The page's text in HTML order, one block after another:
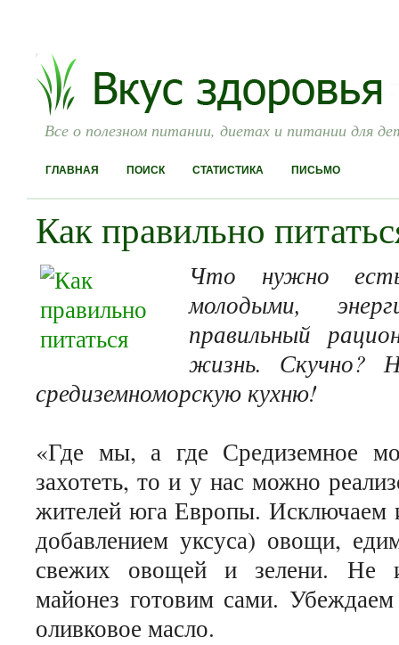
Все о полезном питании, диетах и питании для
ГЛАВНАЯ ПОИСК СТАТИСТИКА ПИСЬМО
Как правильно
Что нужно
молодыми,
правильный
жизнь. Скучно?
средиземноморскую кухню!
«Где мы, а где Средиземное
захотеть, то и у нас можно
жителей юга Европы. Исключаем
добавлением уксуса) овощи,
свежих овощей и зелени. Не
майонез готовим сами.
оливковое масло.